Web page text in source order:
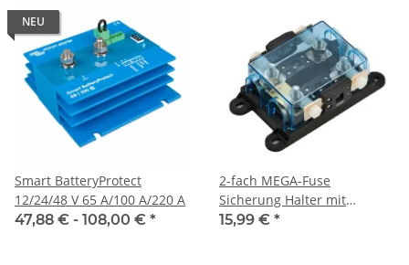
NEU
Smart BatteryProtect
12/24/48 V 65 A/100 A/220 A
47,88 € - 108,00 € *
2-fach MEGA-Fuse
Sicherung Halter mit
Halterung für
15,99 € *